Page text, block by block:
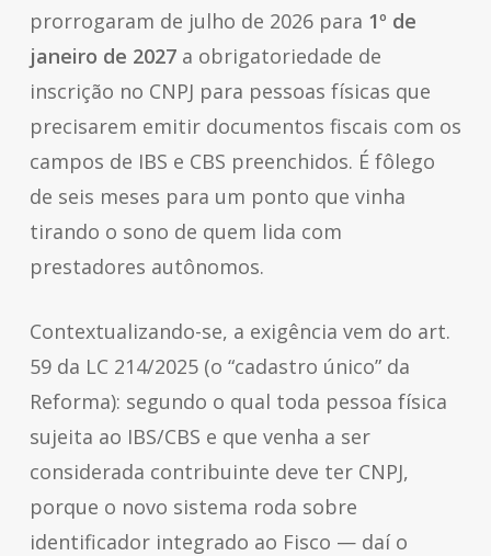
prorrogaram de julho de 2026 para 1º de
janeiro de 2027a obrigatoriedade de
inscrição no CNPJ para pessoas físicas que
precisarem emitir documentos fiscais com os
campos de IBS e CBS preenchidos. É fôlego
de seis meses para um ponto que vinha
tirando o sono de quem lida com
prestadores autônomos.
Contextualizando-se, a exigência vem do art.
59 da LC 214/2025 (o “cadastro único” da
Reforma): segundo o qual toda pessoa física
sujeita ao IBS/CBS e que venha a ser
considerada contribuinte deve ter CNPJ,
porque o novo sistema roda sobre
identificador integrado ao Fisco — daí o